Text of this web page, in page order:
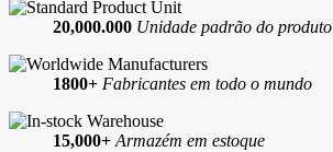
20,000.000 Unidade padrão do produto
1800+ Fabricantes em todo o mundo
15,000+ Armazém em estoque